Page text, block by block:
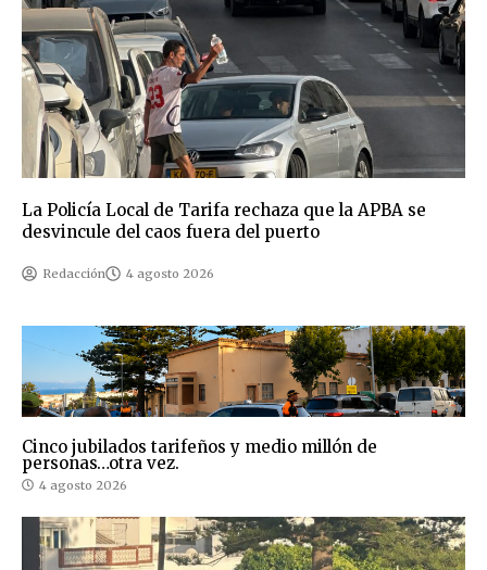
La Policía Local de Tarifa rechaza que la APBA se
desvincule del caos fuera del puerto
Redacción 4 agosto 2026
Cinco jubilados tarifeños y medio millón de
personas…otra vez.
4 agosto 2026